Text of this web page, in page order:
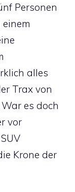
Personen
alles
Trax von
es doch
vor
Krone der